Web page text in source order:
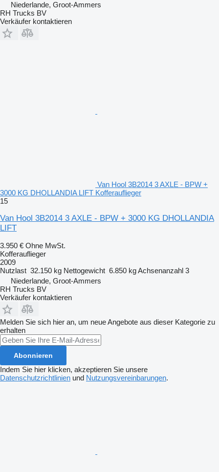
Niederlande, Groot-Ammers
RH Trucks BV
Verkäufer kontaktieren
Van Hool 3B2014 3 AXLE - BPW +
3000 KG DHOLLANDIA LIFT Kofferauflieger
15
Van Hool 3B2014 3 AXLE - BPW + 3000 KG DHOLLANDIA
LIFT
3.950 € Ohne MwSt.
Kofferauflieger
2009
Nutzlast 32.150 kg Nettogewicht 6.850 kgAchsenanzahl 3
Niederlande, Groot-Ammers
RH Trucks BV
Verkäufer kontaktieren
Melden Sie sich hier an, um neue Angebote aus dieser Kategorie zu
erhalten
Abonnieren
Indem Sie hier klicken, akzeptieren Sie unsere
Datenschutzrichtlinien und Nutzungsvereinbarungen.